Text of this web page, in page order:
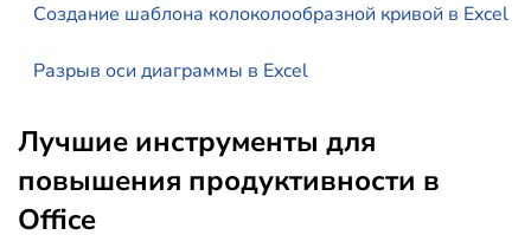
Создание шаблона колоколообразной кривой в Excel
Разрыв оси диаграммы в Excel
Лучшие инструменты для
повышения продуктивности в
Office